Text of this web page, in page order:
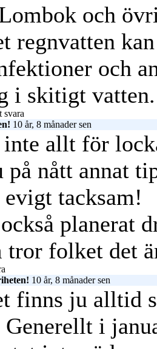
och
regnvatten
och
i skitigt vatten.
svara
10 år, 8 månader sen
allt för
på nått annat
tacksam!
planerat
tror folket det
10 år, 8 månader sen
finns ju alltid
Generellt i